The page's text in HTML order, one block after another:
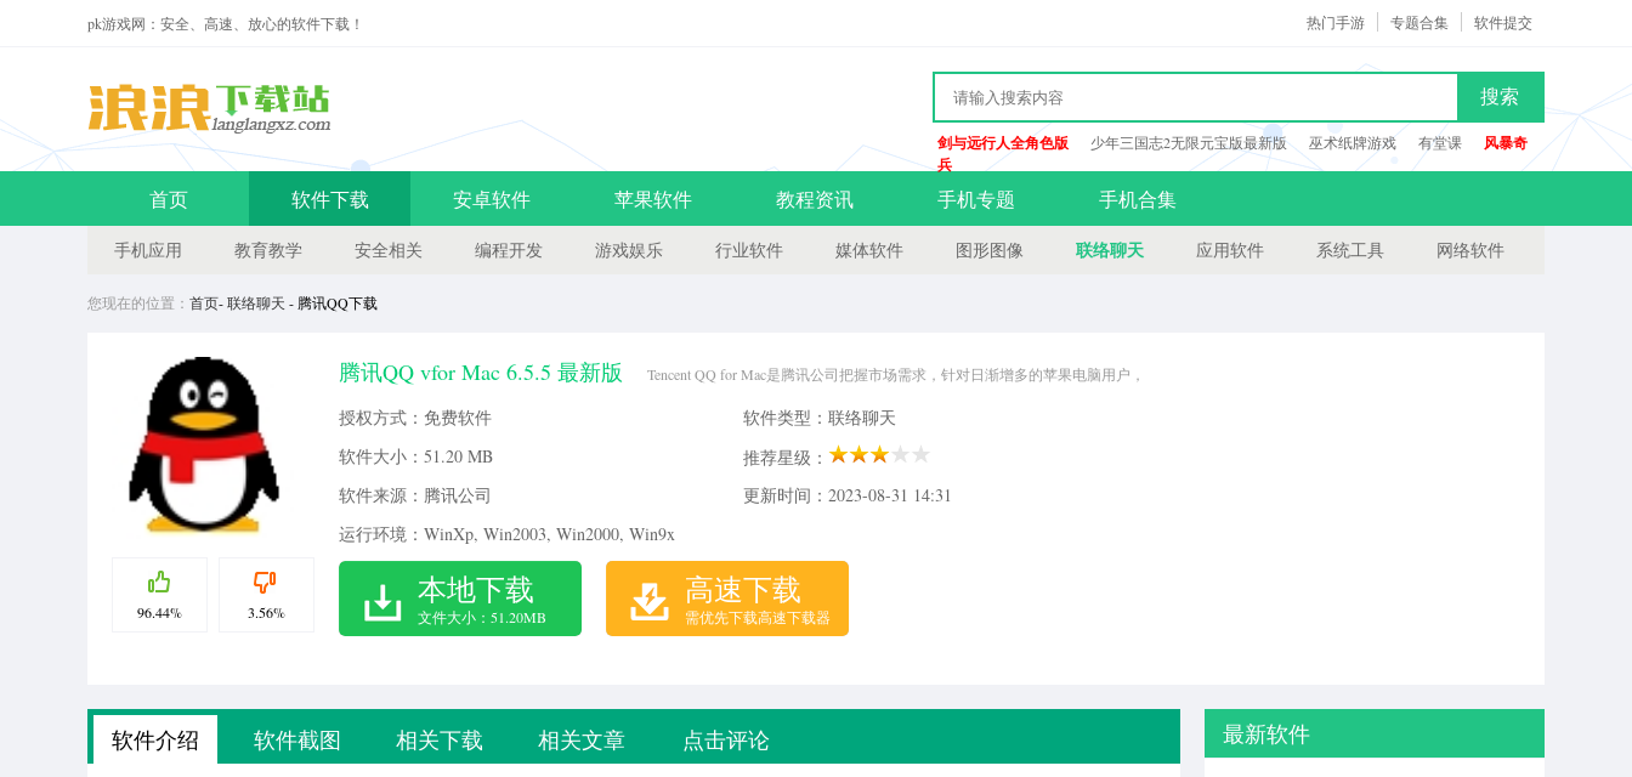
pk游戏网：安全、高速、放心的软件下载！ 软件提交
专题合集
热门手游
搜索
剑与远行人全角色版 少年三国志2无限元宝版最新版 巫术纸牌游戏 有堂课
风暴奇
兵
首页 软件下载 安卓软件 苹果软件 教程资讯 手机专题 手机合集
手机应用 教育教学 安全相关 编程开发 游戏娱乐 行业软件 媒体软件 图形图像 联络聊天 应用软件 系统工具 网络软件
您现在的位置： 首页-联络聊天 - 腾讯QQ下载
96.44% 3.56%
腾讯QQ vfor Mac 6.5.5 最新版
Tencent QQ for Mac是腾讯公司把握市场需求，针对日渐增多的苹果电脑用户，
授权方式：免费软件
软件类型：联络聊天
软件大小： 51.20 MB
推荐星级：
软件来源：腾讯公司
更新时间：2023-08-31 14:31
运行环境：WinXp, Win2003, Win2000, Win9x
本地下载
文件大小：51.20MB
高速下载
需优先下载高速下载器
软件介绍 软件截图 相关下载 相关文章 点击评论 最新软件